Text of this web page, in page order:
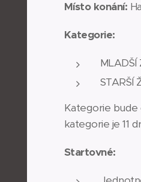
Místo konání:
Kategorie:
STARŠÍ
Kategorie bude
kategorie je 11
Startovné: